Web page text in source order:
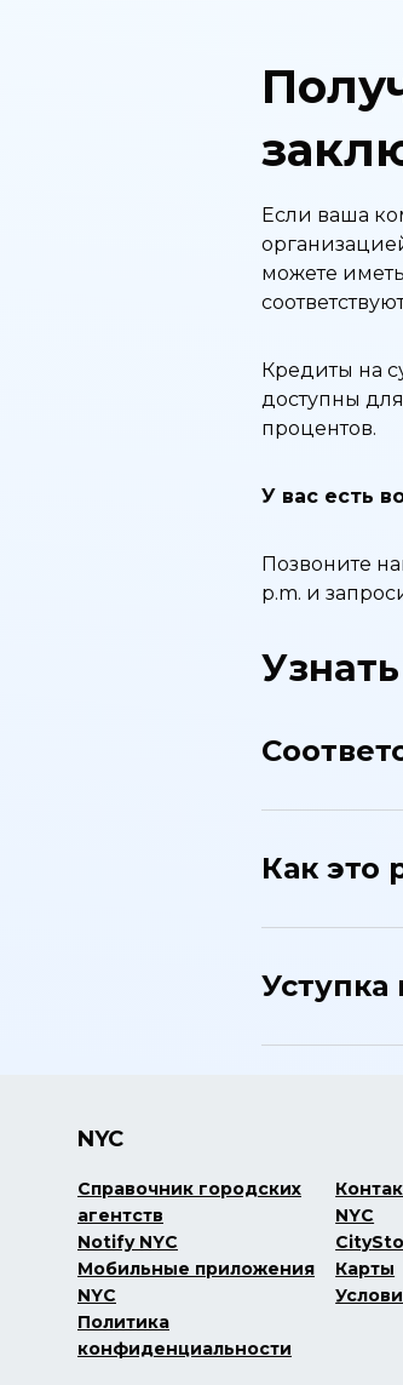
Если ваша
можете
Кредиты на
доступны
процентов.
У вас есть
Позвоните
p.m. и
Как это
Уступка
NYC
Справочник городских
агентств
Notify NYC
Мобильные приложения
NYC
Политика
конфиденциальности
NYC
Карты